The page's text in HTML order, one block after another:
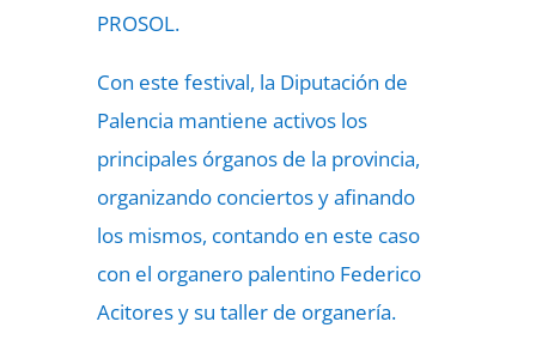
PROSOL.
Con este festival, la Diputación de
Palencia mantiene activos los
principales órganos de la provincia,
organizando conciertos y afinando
los mismos, contando en este caso
con el organero palentino Federico
Acitores y su taller de organería.